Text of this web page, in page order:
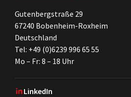
Gutenbergstraße 29
67240 Bobenheim-Roxheim
Deutschland
Tel: +49 (0)6239 996 65 55
Mo – Fr: 8 – 18 Uhr
LinkedIn